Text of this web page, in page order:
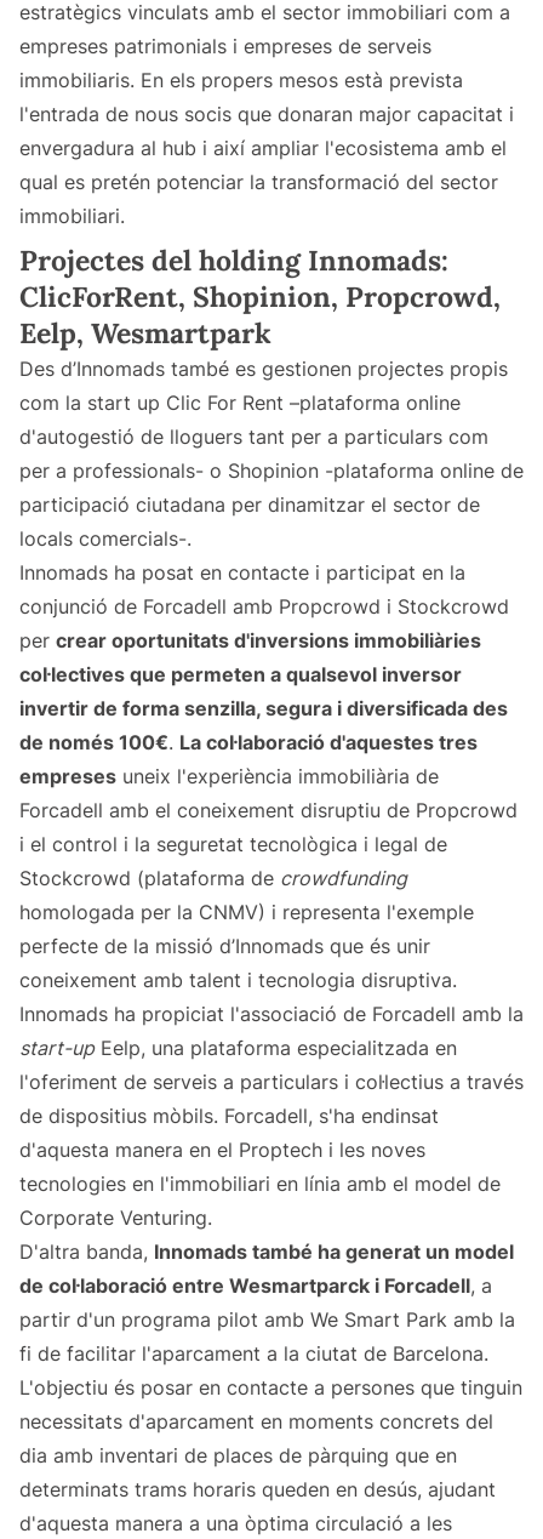
estratègics vinculats amb el sector immobiliari com a
empreses patrimonials i empreses de serveis
immobiliaris. En els propers mesos està prevista
l'entrada de nous socis que donaran major capacitat i
envergadura al hub i així ampliar l'ecosistema amb el
qual es pretén potenciar la transformació del sector
immobiliari.
Projectes del holding Innomads:
ClicForRent, Shopinion, Propcrowd,
Eelp, Wesmartpark
Des d’Innomads també es gestionen projectes propis
com la start up Clic For Rent –plataforma online
d'autogestió de lloguers tant per a particulars com
per a professionals- o Shopinion -plataforma online de
participació ciutadana per dinamitzar el sector de
locals comercials-.
Innomads ha posat en contacte i participat en la
conjunció de Forcadell amb Propcrowd i Stockcrowd
per crear oportunitats d'inversions immobiliàries
col·lectives que permeten a qualsevol inversor
invertir de forma senzilla, segura i diversificada des
de només 100€. La col·laboració d'aquestes tres
empreses uneix l'experiència immobiliària de
Forcadell amb el coneixement disruptiu de Propcrowd
i el control i la seguretat tecnològica i legal de
Stockcrowd (plataforma de crowdfunding
homologada per la CNMV) i representa l'exemple
perfecte de la missió d’Innomads que és unir
coneixement amb talent i tecnologia disruptiva.
Innomads ha propiciat l'associació de Forcadell amb la
start-upEelp, una plataforma especialitzada en
l'oferiment de serveis a particulars i col·lectius a través
de dispositius mòbils. Forcadell, s'ha endinsat
d'aquesta manera en el Proptech i les noves
tecnologies en l'immobiliari en línia amb el model de
Corporate Venturing.
D'altra banda, Innomads també ha generat un model
de col·laboració entre Wesmartparck i Forcadell, a
partir d'un programa pilot amb We Smart Park amb la
fi de facilitar l'aparcament a la ciutat de Barcelona.
L'objectiu és posar en contacte a persones que tinguin
necessitats d'aparcament en moments concrets del
dia amb inventari de places de pàrquing que en
determinats trams horaris queden en desús, ajudant
d'aquesta manera a una òptima circulació a les